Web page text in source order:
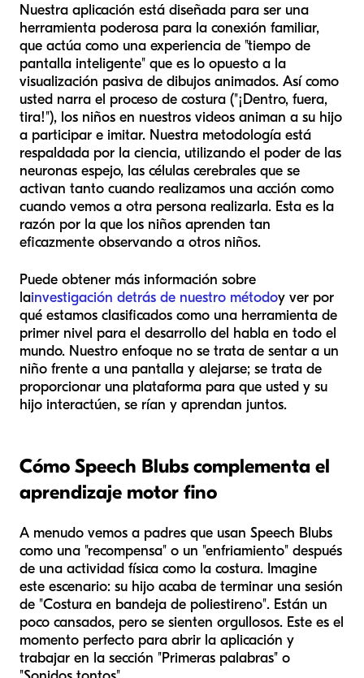
Nuestra aplicación está diseñada para ser una
herramienta poderosa para la conexión familiar,
que actúa como una experiencia de "tiempo de
pantalla inteligente" que es lo opuesto a la
visualización pasiva de dibujos animados. Así como
usted narra el proceso de costura ("¡Dentro, fuera,
tira!"), los niños en nuestros videos animan a su hijo
a participar e imitar. Nuestra metodología está
respaldada por la ciencia, utilizando el poder de las
neuronas espejo, las células cerebrales que se
activan tanto cuando realizamos una acción como
cuando vemos a otra persona realizarla. Esta es la
razón por la que los niños aprenden tan
eficazmente observando a otros niños.
Puede obtener más información sobre
lainvestigación detrás de nuestro métodoy ver por
qué estamos clasificados como una herramienta de
primer nivel para el desarrollo del habla en todo el
mundo. Nuestro enfoque no se trata de sentar a un
niño frente a una pantalla y alejarse; se trata de
proporcionar una plataforma para que usted y su
hijo interactúen, se rían y aprendan juntos.
Cómo Speech Blubs complementa el
aprendizaje motor fino
A menudo vemos a padres que usan Speech Blubs
como una "recompensa" o un "enfriamiento" después
de una actividad física como la costura. Imagine
este escenario: su hijo acaba de terminar una sesión
de "Costura en bandeja de poliestireno". Están un
poco cansados, pero se sienten orgullosos. Este es el
momento perfecto para abrir la aplicación y
trabajar en la sección "Primeras palabras" o